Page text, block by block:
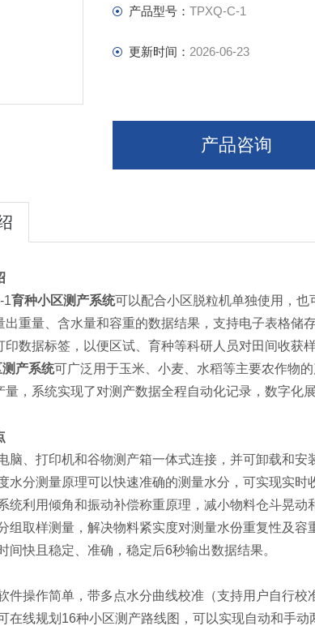
产品型号： TPXQ-C-1
更新时间： 2026-06-23
产品咨询
1育种小区测产系统可以配合小区脱粒机单独使用，
出重量、含水量和容重的数据结果，支持电子表格储
印数据标签，以便区试、育种等科研人员对田间收获
产系统可广泛用于玉米、小麦、水稻等主要农作物
量，系统实现了对测产数据全程自动化记录，数字化展
脑、打印机和谷物测产箱一体式连接，并可卸载和安
水分测量原理可以快速准确的测量水分，可实现实时
统利用倾角和振动补偿称重原理，减小物料仓斗晃动
组取样测量，解决物料紧实度对测量水份重复性及容
间快且稳定、准确，稳定后6秒输出数据结果。
件操作简单，带多点水分曲线校准（支持用户自行校
在线规划16种小区测产路线图，可以实现自动和手动